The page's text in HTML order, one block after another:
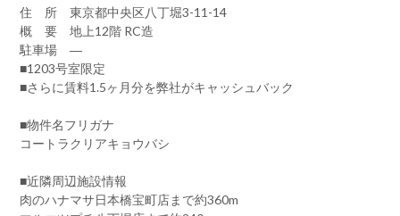
住 所 東京都中央区八丁堀3-11-14
概 要 地上12階 RC造
駐車場 ―
■1203号室限定
■さらに賃料1.5ヶ月分を弊社がキャッシュバック
■物件名フリガナ
コートラクリアキョウバシ
■近隣周辺施設情報
肉のハナマサ日本橋宝町店まで約360m